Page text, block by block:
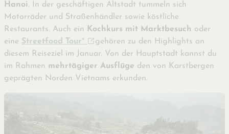
Hanoi. In der geschäftigen Altstadt tummeln sich
Motorräder und Straßenhändler sowie köstliche
Restaurants. Auch ein
Kochkurs mit Marktbesuch oder
eine Streetfood Tour*
gehören zu den Highlights an
diesem Reiseziel im Januar. Von der Hauptstadt kannst du
im Rahmen mehrtägiger Ausflüge den von Karstbergen
geprägten Norden Vietnams erkunden.